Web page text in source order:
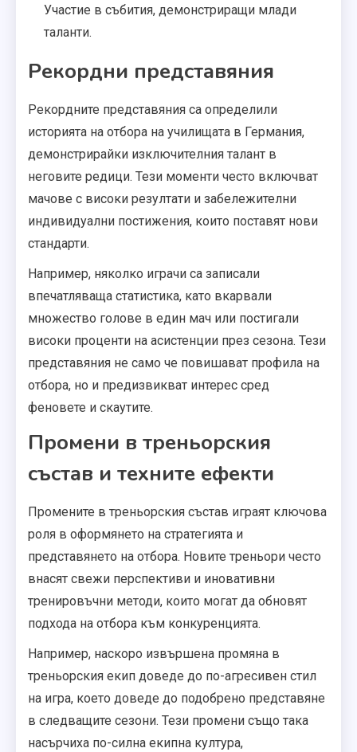
Участие в събития, демонстриращи млади
таланти.
Рекордни представяния
Рекордните представяния са определили
историята на отбора на училищата в Германия,
демонстрирайки изключителния талант в
неговите редици. Тези моменти често включват
мачове с високи резултати и забележителни
индивидуални постижения, които поставят нови
стандарти.
Например, няколко играчи са записали
впечатляваща статистика, като вкарвали
множество голове в един мач или постигали
високи проценти на асистенции през сезона. Тези
представяния не само че повишават профила на
отбора, но и предизвикват интерес сред
феновете и скаутите.
Промени в треньорския
състав и техните ефекти
Промените в треньорския състав играят ключова
роля в оформянето на стратегията и
представянето на отбора. Новите треньори често
внасят свежи перспективи и иновативни
тренировъчни методи, които могат да обновят
подхода на отбора към конкуренцията.
Например, наскоро извършена промяна в
треньорския екип доведе до по-агресивен стил
на игра, което доведе до подобрено представяне
в следващите сезони. Тези промени също така
насърчиха по-силна екипна култура,